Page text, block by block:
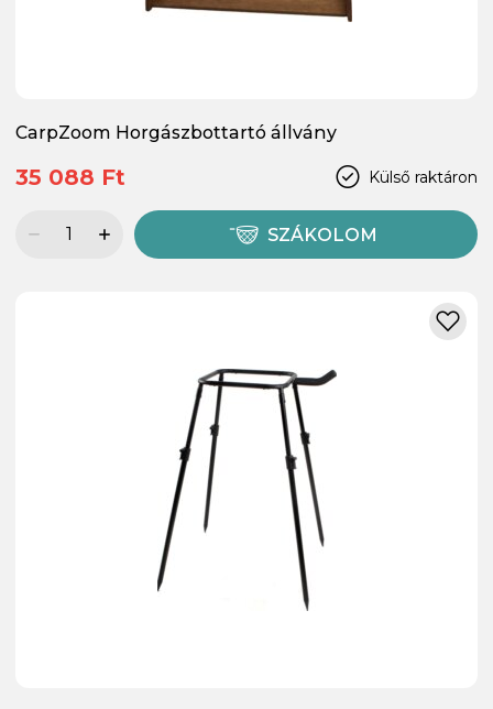
CarpZoom Horgászbottartó állvány
Külső raktáron
35 088 Ft
SZÁKOLOM